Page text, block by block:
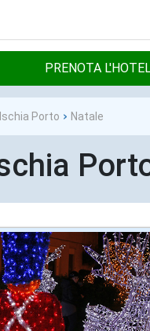
PRENOTA
Ischia Porto Natale